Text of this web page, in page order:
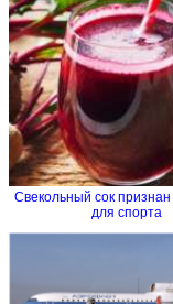
Свекольный сок
для спорта